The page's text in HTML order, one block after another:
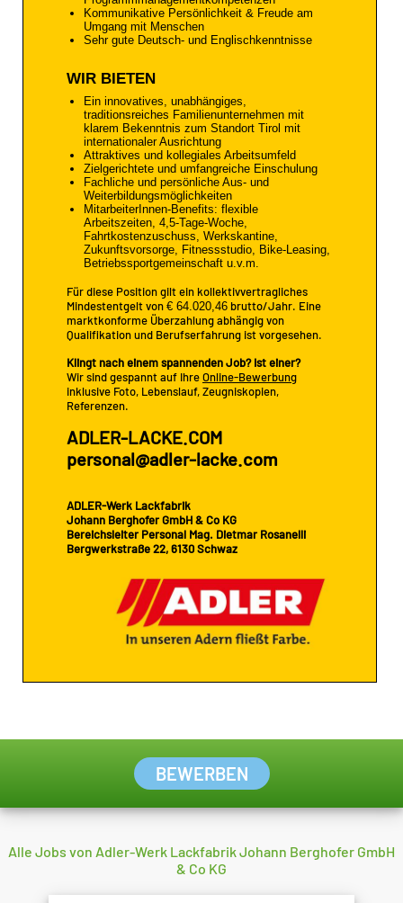
Kommunikative Persönlichkeit & Freude am
Umgang mit Menschen
Sehr gute Deutsch- und Englischkenntnisse
WIR BIETEN
Ein innovatives, unabhängiges,
traditionsreiches Familienunternehmen mit
klarem Bekenntnis zum Standort Tirol mit
internationaler Ausrichtung
Attraktives und kollegiales Arbeitsumfeld
Zielgerichtete und umfangreiche Einschulung
Fachliche und persönliche Aus- und
Weiterbildungsmöglichkeiten
MitarbeiterInnen-Benefits: flexible
Arbeitszeiten, 4,5-Tage-Woche,
Fahrtkostenzuschuss, Werkskantine,
Zukunftsvorsorge, Fitnessstudio, Bike-Leasing,
Betriebssportgemeinschaft u.v.m.
Für diese Position gilt ein kollektivvertragliches
Mindestentgelt von € 64.020,46 brutto/Jahr. Eine
marktkonforme Überzahlung abhängig von
Qualifikation und Berufserfahrung ist vorgesehen.
Klingt nach einem spannenden Job? Ist einer?
Wir sind gespannt auf IhreOnline-Bewerbung
inklusive Foto, Lebenslauf, Zeugniskopien,
Referenzen.
ADLER-LACKE.COM
personal@adler-lacke.com
ADLER-Werk Lackfabrik
Johann Berghofer GmbH & Co KG
Bereichsleiter Personal Mag. Dietmar Rosanelli
Bergwerkstraße 22, 6130 Schwaz
BEWERBEN
Alle Jobs von Adler-Werk Lackfabrik Johann Berghofer GmbH
& Co KG